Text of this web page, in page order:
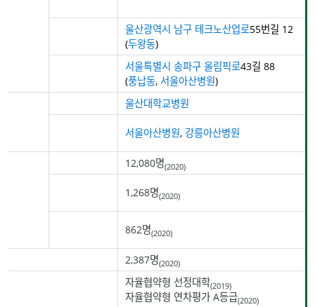
울산광역시 남구 테크노산업로55번길 12
(두왕동)
서울특별시 송파구 올림픽로43길 88
(풍납동, 서울아산병원)
울산대학교병원
서울아산병원, 강릉아산병원
12,080명(2020)
1,268명(2020)
862명(2020)
2,387명(2020)
자율협약형 선정대학(2019)
자율협약형 연차평가 A등급(2020)